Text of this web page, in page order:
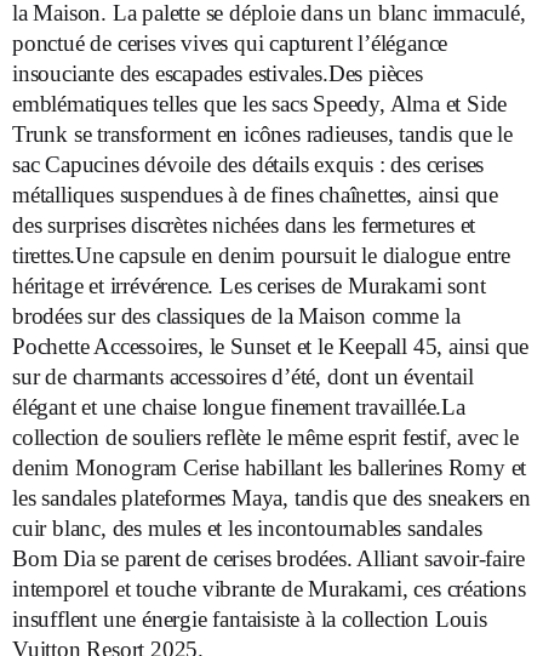
la Maison. La palette se déploie dans un blanc immaculé,
ponctué de cerises vives qui capturent l’élégance
insouciante des escapades estivales.Des pièces
emblématiques telles que les sacs Speedy, Alma et Side
Trunk se transforment en icônes radieuses, tandis que le
sac Capucines dévoile des détails exquis : des cerises
métalliques suspendues à de fines chaînettes, ainsi que
des surprises discrètes nichées dans les fermetures et
tirettes.Une capsule en denim poursuit le dialogue entre
héritage et irrévérence. Les cerises de Murakami sont
brodées sur des classiques de la Maison comme la
Pochette Accessoires, le Sunset et le Keepall 45, ainsi que
sur de charmants accessoires d’été, dont un éventail
élégant et une chaise longue finement travaillée.La
collection de souliers reflète le même esprit festif, avec le
denim Monogram Cerise habillant les ballerines Romy et
les sandales plateformes Maya, tandis que des sneakers en
cuir blanc, des mules et les incontournables sandales
Bom Dia se parent de cerises brodées. Alliant savoir-faire
intemporel et touche vibrante de Murakami, ces créations
insufflent une énergie fantaisiste à la collection Louis
Vuitton Resort 2025.